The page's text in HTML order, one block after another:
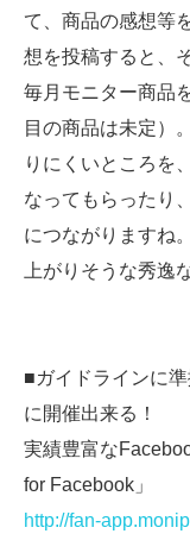
て、商品の感想等
想を投稿すると、
毎月モニター商品
目の商品は未定）
りにくいところを
なってもらったり
につながりますね
上がりそうな秀逸
■ガイドラインに
に開催出来る！
実績豊富な
for Facebook」
http://fan-